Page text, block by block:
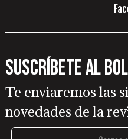
Suscríbete al
Te enviaremos las
novedades de la